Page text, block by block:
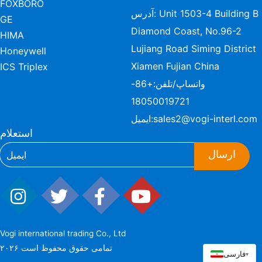
FOXBORO
GE
HIMA
Honeywell
ICS Triplex
آدرس: Unit 1503-4 Building B
Diamond Coast, No.96-2
Lujiang Road Siming District
Xiamen Fujian China
واتساپ/تلفن:
+86-
18050019721
ایمیل:sales2@vogi-interl.com
استعلام
ارسال
Vogi international trading Co., Ltd
۲۰۲۶ تمامی حقوق محفوظ است
فارسی▾